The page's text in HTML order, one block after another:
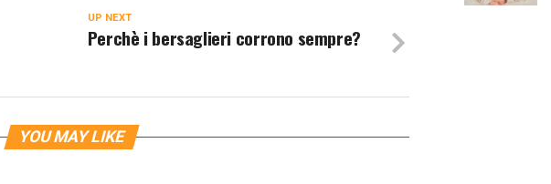
UP NEXT
Perchè i bersaglieri corrono sempre?
YOU MAY LIKE